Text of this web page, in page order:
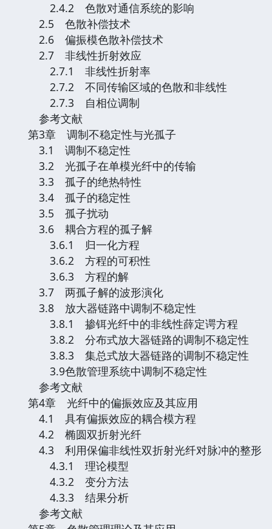
2.4.2 色散对通信系统的影响
2.5 色散补偿技术
2.6 偏振模色散补偿技术
2.7 非线性折射效应
2.7.1 非线性折射率
2.7.2 不同传输区域的色散和非线性
2.7.3 自相位调制
参考文献
第3章 调制不稳定性与光孤子
3.1 调制不稳定性
3.2 光孤子在单模光纤中的传输
3.3 孤子的绝热特性
3.4 孤子的稳定性
3.5 孤子扰动
3.6 耦合方程的孤子解
3.6.1 归一化方程
3.6.2 方程的可积性
3.6.3 方程的解
3.7 两孤子解的波形演化
3.8 放大器链路中调制不稳定性
3.8.1 掺铒光纤中的非线性薛定谔方程
3.8.2 分布式放大器链路的调制不稳定性
3.8.3 集总式放大器链路的调制不稳定性
3.9色散管理系统中调制不稳定性
参考文献
第4章 光纤中的偏振效应及其应用
4.1 具有偏振效应的耦合模方程
4.2 椭圆双折射光纤
4.3 利用保偏非线性双折射光纤对脉冲的整形
4.3.1 理论模型
4.3.2 变分方法
4.3.3 结果分析
参考文献